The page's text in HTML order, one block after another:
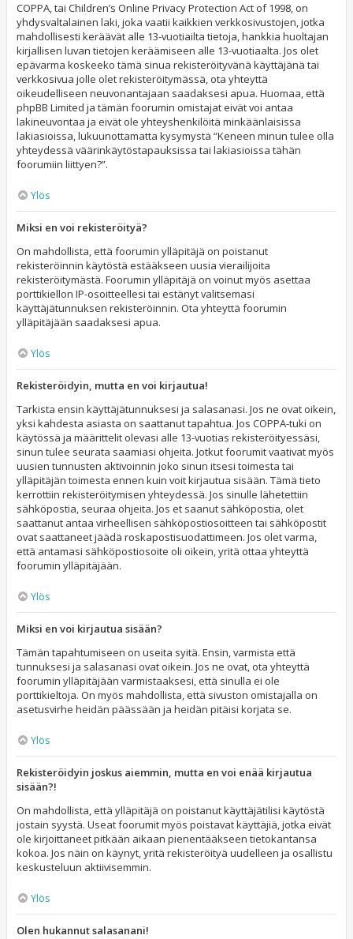
COPPA, tai Children’s Online Privacy Protection Act of 1998, on
yhdysvaltalainen laki, joka vaatii kaikkien verkkosivustojen, jotka
mahdollisesti keräävät alle 13-vuotiailta tietoja, hankkia huoltajan
kirjallisen luvan tietojen keräämiseen alle 13-vuotiaalta. Jos olet
epävarma koskeeko tämä sinua rekisteröityvänä käyttäjänä tai
verkkosivua jolle olet rekisteröitymässä, ota yhteyttä
oikeudelliseen neuvonantajaan saadaksesi apua. Huomaa, että
phpBB Limited ja tämän foorumin omistajat eivät voi antaa
lakineuvontaa ja eivät ole yhteyshenkilöitä minkäänlaisissa
lakiasioissa, lukuunottamatta kysymystä “Keneen minun tulee olla
yhteydessä väärinkäytöstapauksissa tai lakiasioissa tähän
foorumiin liittyen?”.
Ylös
Miksi en voi rekisteröityä?
On mahdollista, että foorumin ylläpitäjä on poistanut
rekisteröinnin käytöstä estääkseen uusia vierailijoita
rekisteröitymästä. Foorumin ylläpitäjä on voinut myös asettaa
porttikiellon IP-osoitteellesi tai estänyt valitsemasi
käyttäjätunnuksen rekisteröinnin. Ota yhteyttä foorumin
ylläpitäjään saadaksesi apua.
Ylös
Rekisteröidyin, mutta en voi kirjautua!
Tarkista ensin käyttäjätunnuksesi ja salasanasi. Jos ne ovat oikein,
yksi kahdesta asiasta on saattanut tapahtua. Jos COPPA-tuki on
käytössä ja määrittelit olevasi alle 13-vuotias rekisteröityessäsi,
sinun tulee seurata saamiasi ohjeita. Jotkut foorumit vaativat myös
uusien tunnusten aktivoinnin joko sinun itsesi toimesta tai
ylläpitäjän toimesta ennen kuin voit kirjautua sisään. Tämä tieto
kerrottiin rekisteröitymisen yhteydessä. Jos sinulle lähetettiin
sähköpostia, seuraa ohjeita. Jos et saanut sähköpostia, olet
saattanut antaa virheellisen sähköpostiosoitteen tai sähköpostit
ovat saattaneet jäädä roskapostisuodattimeen. Jos olet varma,
että antamasi sähköpostiosoite oli oikein, yritä ottaa yhteyttä
foorumin ylläpitäjään.
Ylös
Miksi en voi kirjautua sisään?
Tämän tapahtumiseen on useita syitä. Ensin, varmista että
tunnuksesi ja salasanasi ovat oikein. Jos ne ovat, ota yhteyttä
foorumin ylläpitäjään varmistaaksesi, että sinulla ei ole
porttikieltoja. On myös mahdollista, että sivuston omistajalla on
asetusvirhe heidän päässään ja heidän pitäisi korjata se.
Ylös
Rekisteröidyin joskus aiemmin, mutta en voi enää kirjautua
sisään?!
On mahdollista, että ylläpitäjä on poistanut käyttäjätilisi käytöstä
jostain syystä. Useat foorumit myös poistavat käyttäjiä, jotka eivät
ole kirjoittaneet pitkään aikaan pienentääkseen tietokantansa
kokoa. Jos näin on käynyt, yritä rekisteröityä uudelleen ja osallistu
keskusteluun aktiivisemmin.
Ylös
Olen hukannut salasanani!